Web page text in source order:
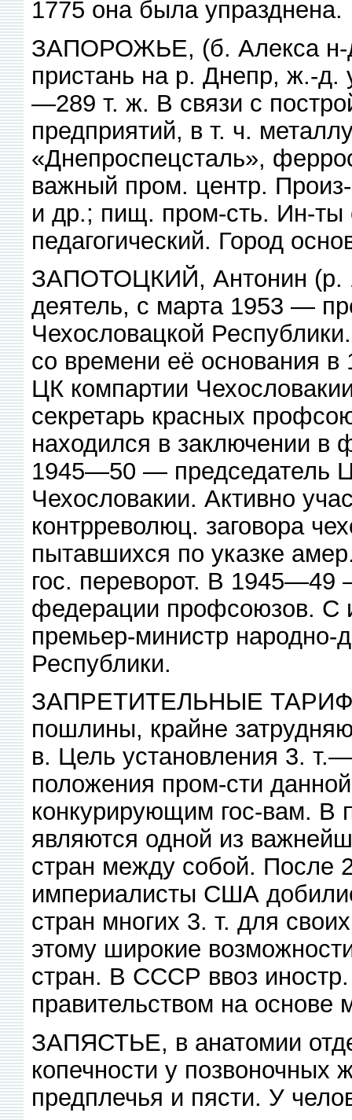
1775 она была упразднена.
ЗАПОРОЖЬЕ, (б. Алекса н-
пристань на р. Днепр, ж.-
—289 т. ж. В связи с
предприятий, в т. ч.
«Днепроспецсталь»,
важный пром. центр.
и др.; пищ. пром-сть. Ин-ты
педагогический. Город
ЗАПОТОЦКИЙ, Антонин (р.
деятель, с марта 1953 —
Чехословацкой
со времени её основания
ЦК компартии
секретарь красных
находился в заключении в
1945—50 — председатель
Чехословакии. Активно
контрреволюц. заговора
пытавшихся по указке
гос. переворот. В
федерации профсоюзов. С
премьер-министр народно-
Республики.
ЗАПРЕТИТЕЛЬНЫЕ
пошлины, крайне
в. Цель установления 3.
положения пром-сти
конкурирующим гос-вам. В
являются одной из
стран между собой. После
империалисты США
стран многих 3. т. для
этому широкие
стран. В СССР ввоз иностр.
правительством на основе
ЗАПЯСТЬЕ, в анатомии
копечности у позвоночных
предплечья и пясти. У